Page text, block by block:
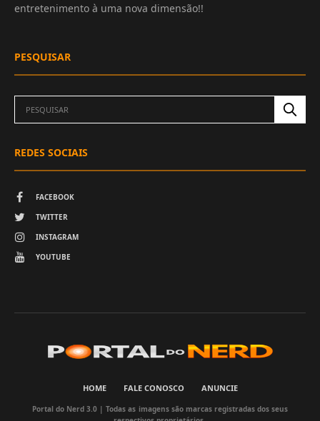
entretenimento à uma nova dimensão!!
PESQUISAR
REDES SOCIAIS
FACEBOOK
TWITTER
INSTAGRAM
YOUTUBE
HOME FALE CONOSCO ANUNCIE
Portal do Nerd 3.0 | Todas as imagens são marcas registradas dos seus